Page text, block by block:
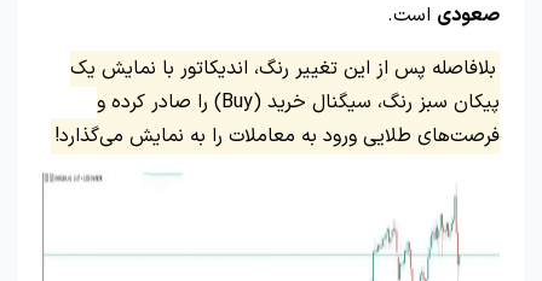
صعودی است.
بلافاصله پس از این تغییر رنگ، اندیکاتور با نمایش یک
پیکان سبز رنگ، سیگنال خرید (Buy) را صادر کرده و
فرصت‌های طلایی ورود به معاملات را به نمایش می‌گذارد!